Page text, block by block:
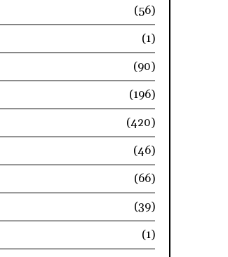
(56)
(1)
(90)
(196)
(420)
(46)
(66)
(39)
(1)